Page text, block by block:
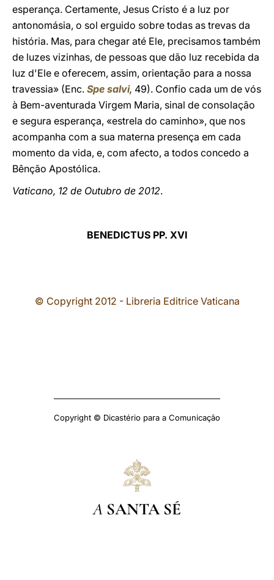
esperança. Certamente, Jesus Cristo é a luz por
antonomásia, o sol erguido sobre todas as trevas da
história. Mas, para chegar até Ele, precisamos também
de luzes vizinhas, de pessoas que dão luz recebida da
luz d'Ele e oferecem, assim, orientação para a nossa
travessia» (Enc. Spe salvi, 49). Confio cada um de vós
à Bem-aventurada Virgem Maria, sinal de consolação
e segura esperança, «estrela do caminho», que nos
acompanha com a sua materna presença em cada
momento da vida, e, com afecto, a todos concedo a
Bênção Apostólica.
Vaticano, 12 de Outubro de 2012.
BENEDICTUS PP. XVI
© Copyright 2012 - Libreria Editrice Vaticana
Copyright © Dicastério para a Comunicação
A SANTA SÉ